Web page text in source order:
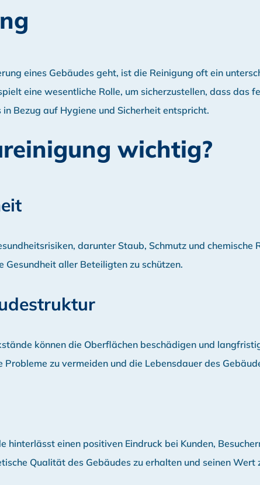
eines Gebäudes geht, ist die Reinigung oft ein
eine wesentliche Rolle, um sicherzustellen, dass das
Bezug auf Hygiene und Sicherheit entspricht.
wichtig?
darunter Staub, Schmutz und chemische
Gesundheit aller Beteiligten zu schützen.
können die Oberflächen beschädigen und
zu vermeiden und die Lebensdauer des
hinterlässt einen positiven Eindruck bei Kunden,
Qualität des Gebäudes zu erhalten und seinen Wert